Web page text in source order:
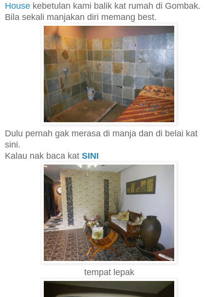
House kebetulan kami balik kat rumah di Gombak.
Bila sekali manjakan diri memang best.
Dulu pernah gak merasa di manja dan di belai kat
sini.
Kalau nak baca kat SINI
tempat lepak